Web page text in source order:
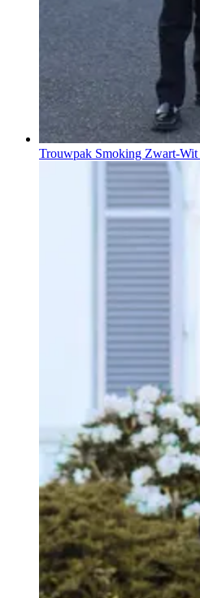
Trouwpak Smoking Zwart-Wit